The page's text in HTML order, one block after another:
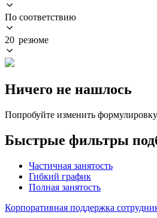
По соответствию
20 резюме
Ничего не нашлось
Попробуйте изменить
Быстрые фильтры
Частичная занятость
Гибкий график
Полная занятость
Корпоративная поддержка